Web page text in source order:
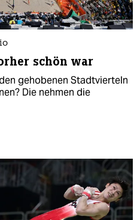
schön war
gehobenen Stadtvierteln
Die nehmen die